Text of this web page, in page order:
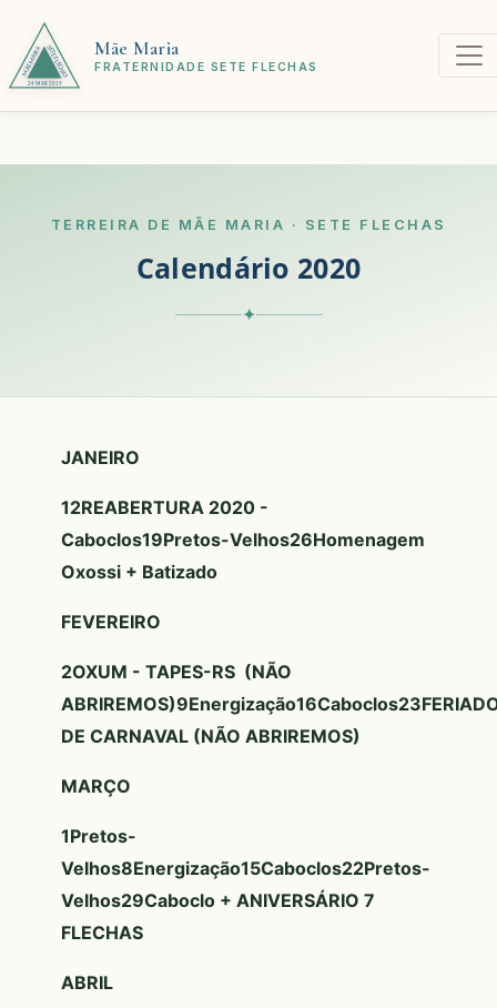
Mãe Maria
FRATERNIDADE SETE FLECHAS
TERREIRA DE MÃE MARIA · SETE FLECHAS
Calendário 2020
✦
JANEIRO
12REABERTURA 2020 -
Caboclos19Pretos-Velhos26Homenagem
Oxossi + Batizado
FEVEREIRO
2OXUM - TAPES-RS (NÃO
ABRIREMOS)9Energização16Caboclos23
DE CARNAVAL (NÃO ABRIREMOS)
MARÇO
1Pretos-
Velhos8Energização15Caboclos22Pretos-
Velhos29Caboclo + ANIVERSÁRIO 7
FLECHAS
ABRIL